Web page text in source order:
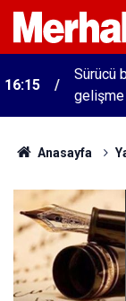
16:15
Sürücü
gelişme
Anasayfa